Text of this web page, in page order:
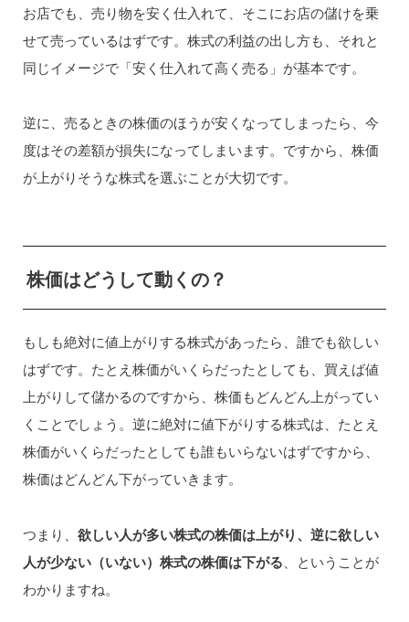
お店でも、売り物を安く仕入れて、そこにお店の儲けを乗
せて売っているはずです。株式の利益の出し方も、それと
同じイメージで「安く仕入れて高く売る」が基本です。
逆に、売るときの株価のほうが安くなってしまったら、今
度はその差額が損失になってしまいます。ですから、株価
が上がりそうな株式を選ぶことが大切です。
株価はどうして動くの？
もしも絶対に値上がりする株式があったら、誰でも欲しい
はずです。たとえ株価がいくらだったとしても、買えば値
上がりして儲かるのですから、株価もどんどん上がってい
くことでしょう。逆に絶対に値下がりする株式は、たとえ
株価がいくらだったとしても誰もいらないはずですから、
株価はどんどん下がっていきます。
つまり、 欲しい人が多い株式の株価は上がり、逆に欲しい
人が少ない（いない）株式の株価は下がる 、ということが
わかりますね。